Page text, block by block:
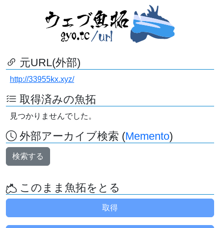
元URL(外部)
http://33955kx.xyz/
取得済みの魚拓
見つかりませんでした。
外部アーカイブ検索 (Memento)
検索する
このまま魚拓をとる